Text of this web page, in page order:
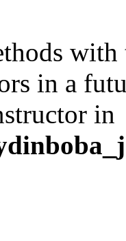
with
in a
in